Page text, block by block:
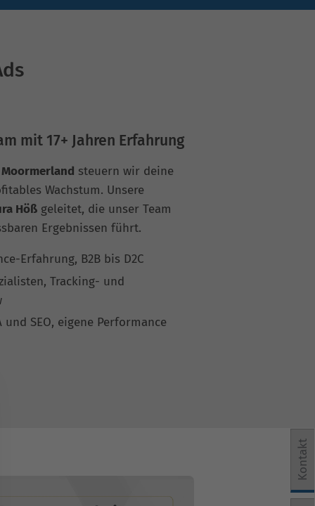
mit 17+ Jahren Erfahrung
steuern wir deine
Wachstum. Unsere
Höß geleitet, die unser Team
Ergebnissen führt.
Erfahrung, B2B bis D2C
Tracking- und
und SEO, eigene Performance
Kontakt